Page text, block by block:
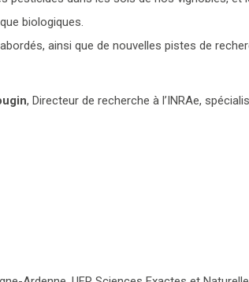
biologiques.
ainsi que de nouvelles pistes de
, Directeur de recherche à l’INRAe,